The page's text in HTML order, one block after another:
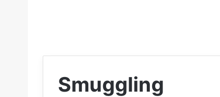
Smuggling